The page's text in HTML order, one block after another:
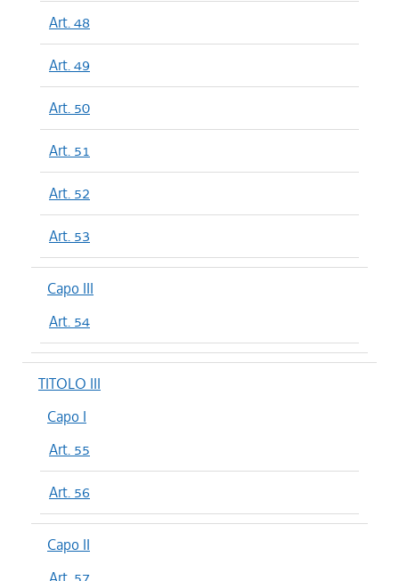
Art. 48
Art. 49
Art. 50
Art. 51
Art. 52
Art. 53
Capo III
Art. 54
TITOLO III
Capo I
Art. 55
Art. 56
Capo II